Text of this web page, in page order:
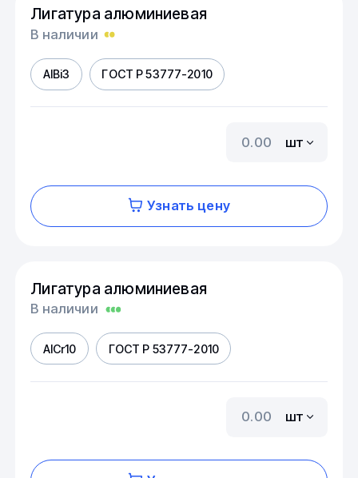
Лигатура алюминиевая
В наличии
AIBi3 ГОСТ Р 53777-2010
шт
Узнать цену
Лигатура алюминиевая
В наличии
AICr10 ГОСТ Р 53777-2010
шт